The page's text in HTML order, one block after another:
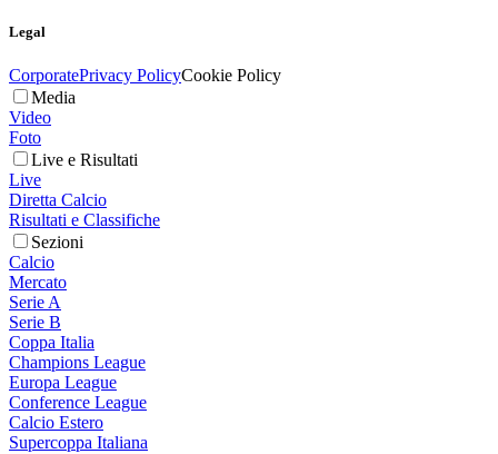
Legal
CorporatePrivacy PolicyCookie Policy
Media
Video
Foto
Live e Risultati
Live
Diretta Calcio
Risultati e Classifiche
Sezioni
Calcio
Mercato
Serie A
Serie B
Coppa Italia
Champions League
Europa League
Conference League
Calcio Estero
Supercoppa Italiana